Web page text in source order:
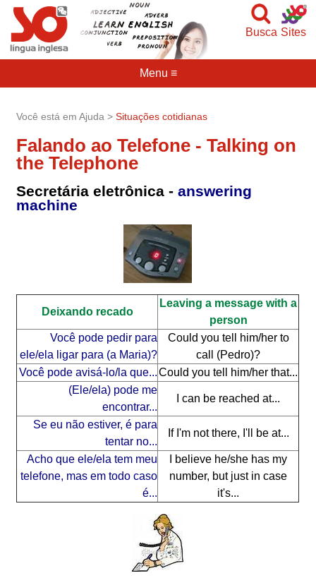
Sites
Busca
Você está em Ajuda >Situações cotidianas
Falando ao Telefone - Talking on
the Telephone
Secretária eletrônica -answering
machine
Deixando recado
Leaving a message with a
person
Você pode pedir para
ele/ela ligar para (a Maria)?
Could you tell him/her to
call (Pedro)?
Você pode avisá-lo/la que... Could you tell him/her that...
(Ele/ela) pode me
encontrar...
I can be reached at...
Se eu não estiver, é para
tentar no...
If I'm not there, I'll be at...
Acho que ele/ela tem meu
telefone, mas em todo caso
é...
I believe he/she has my
number, but just in case
it's...